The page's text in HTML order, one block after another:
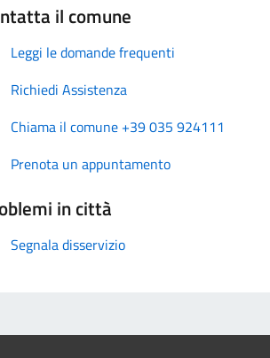
il comune
Leggi le domande frequenti
Richiedi Assistenza
Chiama il comune +39 035 924111
Prenota un appuntamento
in città
Segnala disservizio